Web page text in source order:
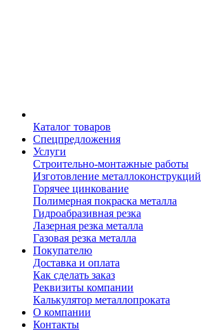
Каталог товаров
Спецпредложения
Услуги
Строительно-монтажные работы
Изготовление металлоконструкций
Горячее цинкование
Полимерная покраска металла
Гидроабразивная резка
Лазерная резка металла
Газовая резка металла
Покупателю
Доставка и оплата
Как сделать заказ
Реквизиты компании
Калькулятор металлопроката
О компании
Контакты